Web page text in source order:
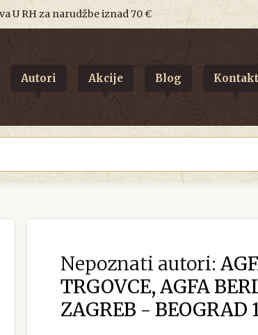
U RH za narudžbe iznad 70 €
Autori Akcije Blog Kontakt
Nepoznati autori:
TRGOVCE, AGFA
ZAGREB - BEOGRAD